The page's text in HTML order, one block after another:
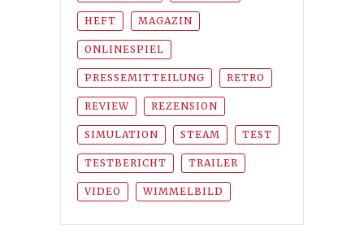
HEFT MAGAZIN
ONLINESPIEL
PRESSEMITTEILUNG RETRO
REVIEW REZENSION
SIMULATION STEAM TEST
TESTBERICHT TRAILER
VIDEO WIMMELBILD